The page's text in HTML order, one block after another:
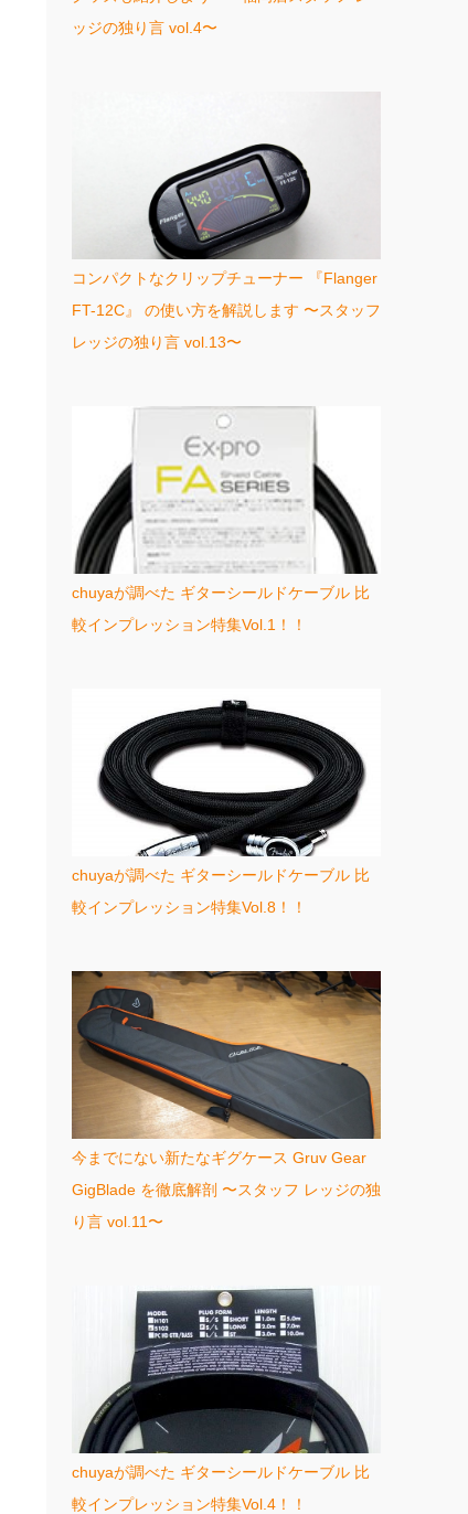
ッジの独り言 vol.4〜
コンパクトなクリップチューナー 『Flanger
FT-12C』 の使い方を解説します 〜スタッフ
レッジの独り言 vol.13〜
chuyaが調べた ギターシールドケーブル 比
較インプレッション特集Vol.1！！
chuyaが調べた ギターシールドケーブル 比
較インプレッション特集Vol.8！！
今までにない新たなギグケース Gruv Gear
GigBlade を徹底解剖 〜スタッフ レッジの独
り言 vol.11〜
chuyaが調べた ギターシールドケーブル 比
較インプレッション特集Vol.4！！